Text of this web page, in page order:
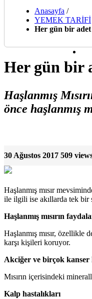
Anasayfa /
YEMEK TARİFİ
Her gün bir
Her gün bir
Haşlanmış
önce haşlanmış
30 Ağustos 2017 509
Haşlanmış mısır
ile ilgili ise akıllarda tek bir
Haşlanmış mısırın
Haşlanmış mısır, özellikle
karşı kişileri koruyor.
Akciğer ve birçok kanser
Mısırın içerisindeki
Kalp hastalıkları